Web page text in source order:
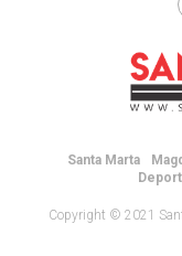
Santa Marta
Copyright © 2021